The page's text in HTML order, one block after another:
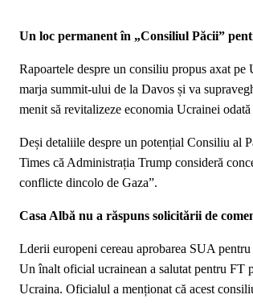
Un loc permanent în „Consiliul Păcii”
Rapoartele despre un consiliu propus axat
marja summit-ului de la Davos și va
menit să revitalizeze economia Ucrainei
Deși detaliile despre un potențial Consiliu al
Times că Administrația Trump consideră
conflicte dincolo de Gaza”.
Casa Albă nu a răspuns solicitării de
Lderii europeni cereau aprobarea SUA
Un înalt oficial ucrainean a salutat pentru FT
Ucraina. Oficialul a menționat că acest